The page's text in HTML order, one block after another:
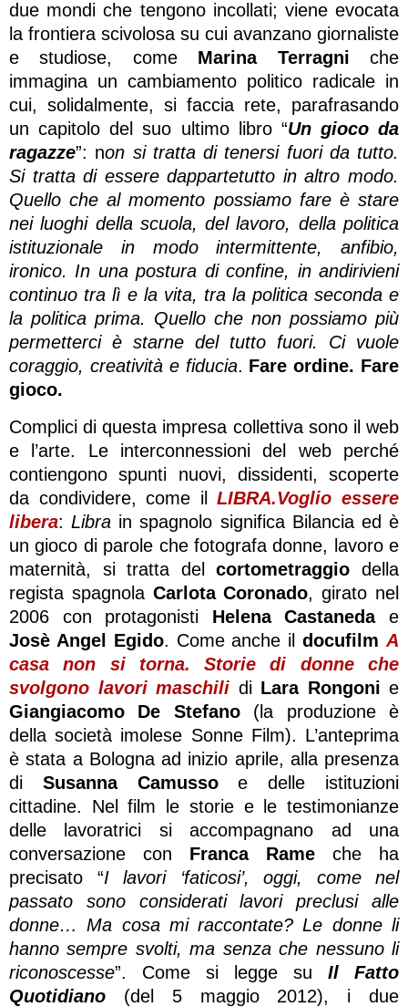
due mondi che tengono incollati; viene evocata
la frontiera scivolosa su cui avanzano giornaliste
e studiose, come Marina Terragni che
immagina un cambiamento politico radicale in
cui, solidalmente, si faccia rete, parafrasando
un capitolo del suo ultimo libro “Un gioco da
ragazze”: non si tratta di tenersi fuori da tutto.
Si tratta di essere dappartetutto in altro modo.
Quello che al momento possiamo fare è stare
nei luoghi della scuola, del lavoro, della politica
istituzionale in modo intermittente, anfibio,
ironico. In una postura di confine, in andirivieni
continuo tra lì e la vita, tra la politica seconda e
la politica prima. Quello che non possiamo più
permetterci è starne del tutto fuori. Ci vuole
coraggio, creatività e fiducia. Fare ordine. Fare
gioco.
Complici di questa impresa collettiva sono il web
e l’arte. Le interconnessioni del web perché
contiengono spunti nuovi, dissidenti, scoperte
da condividere, come ilLIBRA.Voglio essere
libera:Libra in spagnolo significa Bilancia ed è
un gioco di parole che fotografa donne, lavoro e
maternità, si tratta delcortometraggio della
regista spagnola Carlota Coronado, girato nel
2006 con protagonisti Helena Castanedae
Josè Angel Egido. Come anche ildocufilm A
casa non si torna. Storie di donne che
svolgono lavori maschili di Lara Rongoni e
Giangiacomo De Stefano(la produzione è
della società imolese Sonne Film). L’anteprima
è stata a Bologna ad inizio aprile, alla presenza
di Susanna Camussoe delle istituzioni
cittadine. Nel film le storie e le testimonianze
delle lavoratrici si accompagnano ad una
conversazione con Franca Rame che ha
precisato “I lavori ‘faticosi’, oggi, come nel
passato sono considerati lavori preclusi alle
donne… Ma cosa mi raccontate? Le donne li
hanno sempre svolti, ma senza che nessuno li
riconoscesse”. Come si legge su Il Fatto
Quotidiano (del 5 maggio 2012), i due